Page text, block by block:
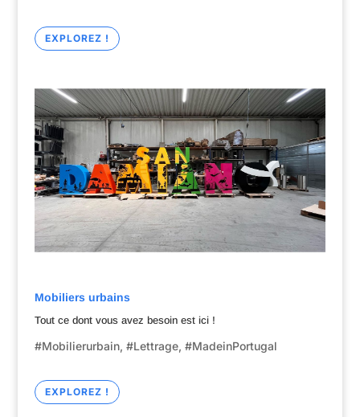
EXPLOREZ !
Mobiliers urbains
Tout ce dont vous avez besoin est ici !
#Mobilierurbain, #Lettrage, #MadeinPortugal
EXPLOREZ !